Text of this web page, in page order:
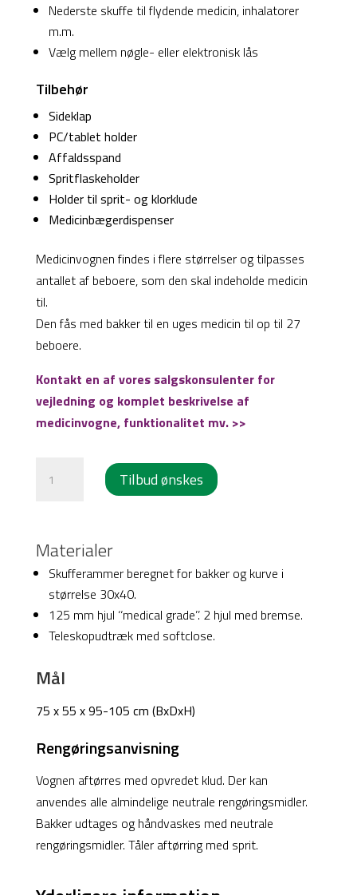
Nederste skuffe til flydende medicin, inhalatorer
m.m.
Vælg mellem nøgle- eller elektronisk lås
Tilbehør
Sideklap
PC/tablet holder
Affaldsspand
Spritflaskeholder
Holder til sprit- og klorklude
Medicinbægerdispenser
Medicinvognen findes i flere størrelser og tilpasses
antallet af beboere, som den skal indeholde medicin
til.
Den fås med bakker til en uges medicin til op til 27
beboere.
Kontakt en af vores salgskonsulenter for
vejledning og komplet beskrivelse af
medicinvogne, funktionalitet mv. >>
75x55x95-
105
cm
antal
Tilbud ønskes
Materialer
Skufferammer beregnet for bakker og kurve i
størrelse 30x40.
125 mm hjul ‘‘medical grade’’. 2 hjul med bremse.
Teleskopudtræk med softclose.
Mål
75 x 55 x 95-105 cm (BxDxH)
Rengøringsanvisning
Vognen aftørres med opvredet klud. Der kan
anvendes alle almindelige neutrale rengøringsmidler.
Bakker udtages og håndvaskes med neutrale
rengøringsmidler. Tåler aftørring med sprit.